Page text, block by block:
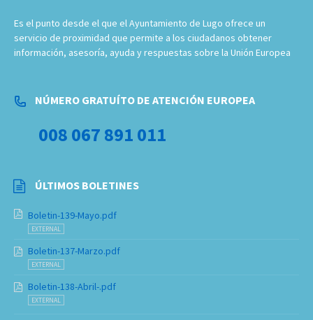
Es el punto desde el que el Ayuntamiento de Lugo ofrece un
servicio de proximidad que permite a los ciudadanos obtener
información, asesoría, ayuda y respuestas sobre la Unión Europea
NÚMERO GRATUÍTO DE ATENCIÓN EUROPEA
008 067 891 011
ÚLTIMOS BOLETINES
Boletin-139-Mayo.pdf
EXTERNAL
Boletin-137-Marzo.pdf
EXTERNAL
Boletin-138-Abril-.pdf
EXTERNAL